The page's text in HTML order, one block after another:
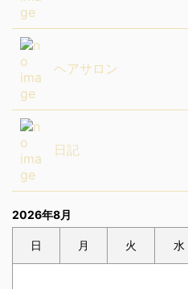
ヘアサロン
日記
2026年8月
日 月 火 水